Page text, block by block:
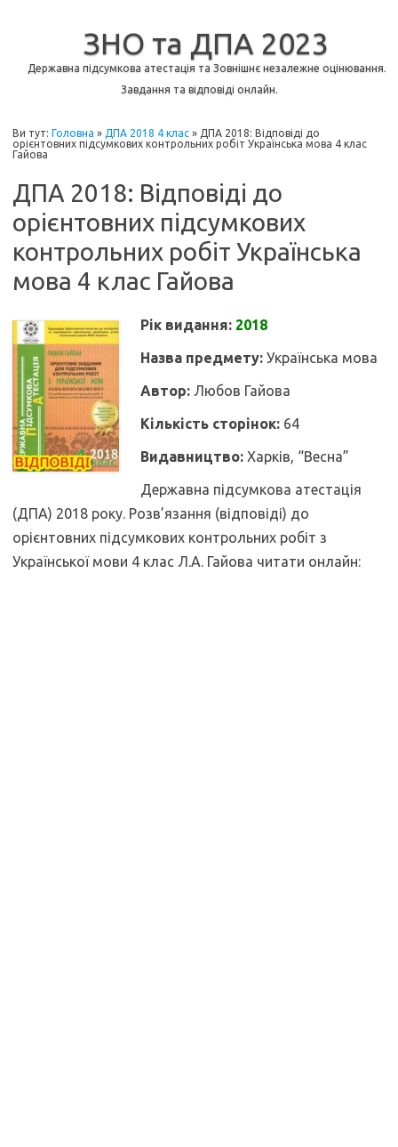
ЗНО та ДПА 2023
Державна підсумкова атестація та Зовнішнє незалежне оцінювання.
Завдання та відповіді онлайн.
Ви тут: Головна » ДПА 2018 4 клас » ДПА 2018: Відповіді до
орієнтовних підсумкових контрольних робіт Українська мова 4 клас
Гайова
ДПА 2018: Відповіді до
орієнтовних підсумкових
контрольних робіт Українська
мова 4 клас Гайова
Рік видання: 2018
Назва предмету:Українська мова
Автор:Любов Гайова
Кількість сторінок:64
Видавництво:Харків, “Весна”
Державна підсумкова атестація
(ДПА) 2018 року. Розв’язання (відповіді) до
орієнтовних підсумкових контрольних робіт з
Української мови 4 клас Л.А. Гайова читати онлайн: